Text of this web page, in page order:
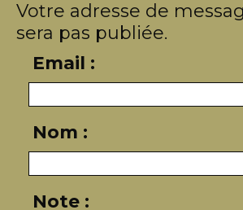
Votre adresse de
sera pas publiée.
Email :
Nom :
Note :